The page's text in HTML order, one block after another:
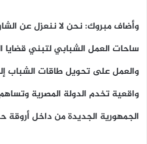
وأضاف مبروك: نحن لا ننعزل عن
ساحات العمل الشبابي لتبني قضايا
والعمل على تحويل طاقات الشباب
واقعية تخدم الدولة المصرية
الجمهورية الجديدة من داخل أروقة